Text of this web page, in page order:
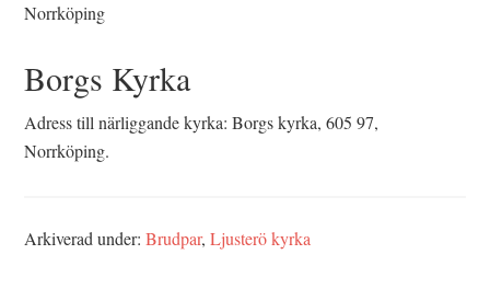
Norrköping
Borgs Kyrka
Adress till närliggande kyrka: Borgs kyrka, 605 97,
Norrköping.
Arkiverad under:Brudpar,Ljusterö kyrka